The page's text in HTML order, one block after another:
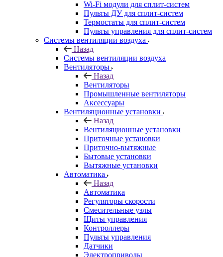
Wi-Fi модули для сплит-систем
Пульты ДУ для сплит-систем
Термостаты для сплит-систем
Пульты управления для сплит-систем
Системы вентиляции воздуха
Назад
Системы вентиляции воздуха
Вентиляторы
Назад
Вентиляторы
Промышленные вентиляторы
Аксессуары
Вентиляционные установки
Назад
Вентиляционные установки
Приточные установки
Приточно-вытяжные
Бытовые установки
Вытяжные установки
Автоматика
Назад
Автоматика
Регуляторы скорости
Смесительные узлы
Щиты управления
Контроллеры
Пульты управления
Датчики
Электроприводы